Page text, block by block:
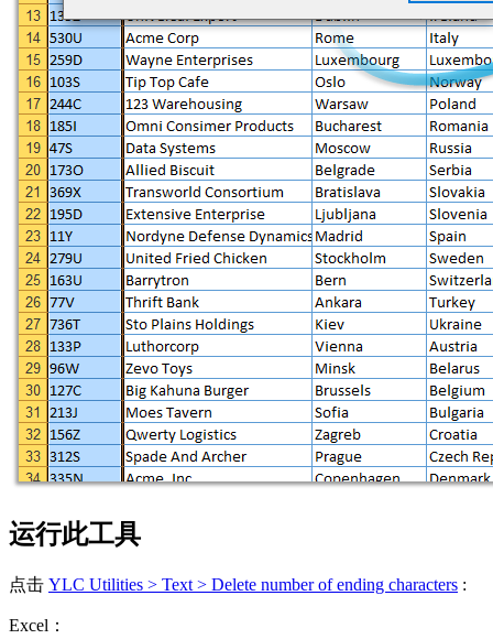
运行此工具
点击 YLC Utilities > Text > Delete number of ending characters :
Excel：